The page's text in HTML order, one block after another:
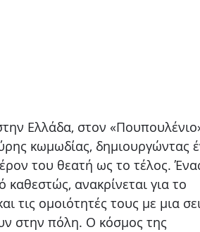
Ελλάδα, στον
κωμωδίας, δημιουργώντας
του θεατή ως το τέλος.
ανακρίνεται για το
τις ομοιότητές τους με μια
στην πόλη. Ο κόσμος της